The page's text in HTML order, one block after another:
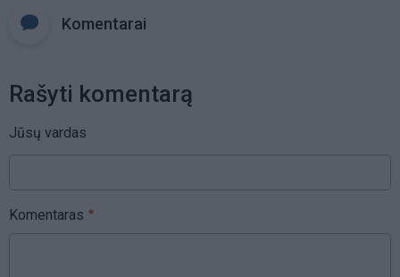
Komentarai
Rašyti komentarą
Jūsų vardas
Komentaras